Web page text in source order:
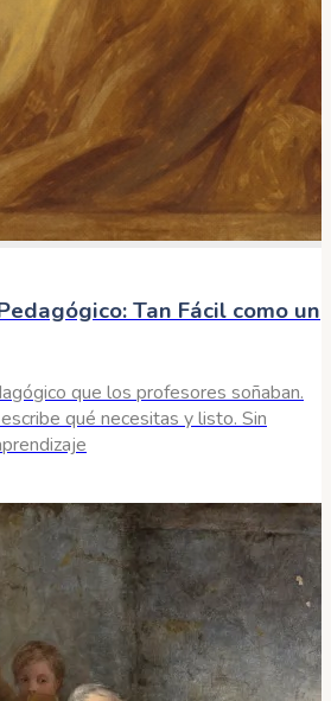
Tan Fácil como un
que los profesores soñaban.
qué necesitas y listo. Sin